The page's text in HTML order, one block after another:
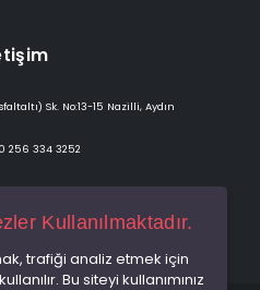
Sk. No:13-15 Nazilli, Aydın
256 334 3252
Kullanılmaktadır.
trafiği analiz etmek için
Bu siteyi kullanımınız